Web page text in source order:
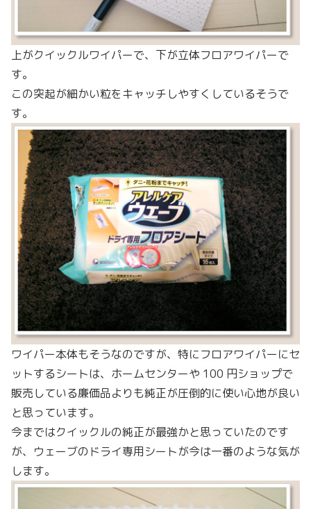
上がクイックルワイパーで、下が立体フロアワイパーで
す。
この突起が細かい粒をキャッチしやすくしているそうで
す。
ワイパー本体もそうなのですが、特にフロアワイパーにセ
ットするシートは、ホームセンターや 100 円ショップで
販売している廉価品よりも純正が圧倒的に使い心地が良い
と思っています。
今まではクイックルの純正が最強かと思っていたのです
が、ウェーブのドライ専用シートが今は一番のような気が
します。